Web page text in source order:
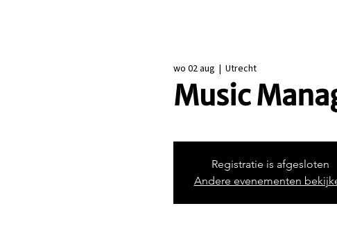
wo 02 aug
  |
Utrecht
Music
Registratie is afgesloten
Andere evenementen